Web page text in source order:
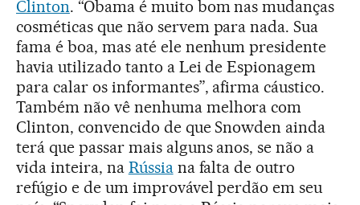
Clinton. “Obama é muito bom nas mudanças
cosméticas que não servem para nada. Sua
fama é boa, mas até ele nenhum presidente
havia utilizado tanto a Lei de Espionagem
para calar os informantes”, afirma cáustico.
Também não vê nenhuma melhora com
Clinton, convencido de que Snowden ainda
terá que passar mais alguns anos, se não a
vida inteira, na Rússiana falta de outro
refúgio e de um improvável perdão em seu